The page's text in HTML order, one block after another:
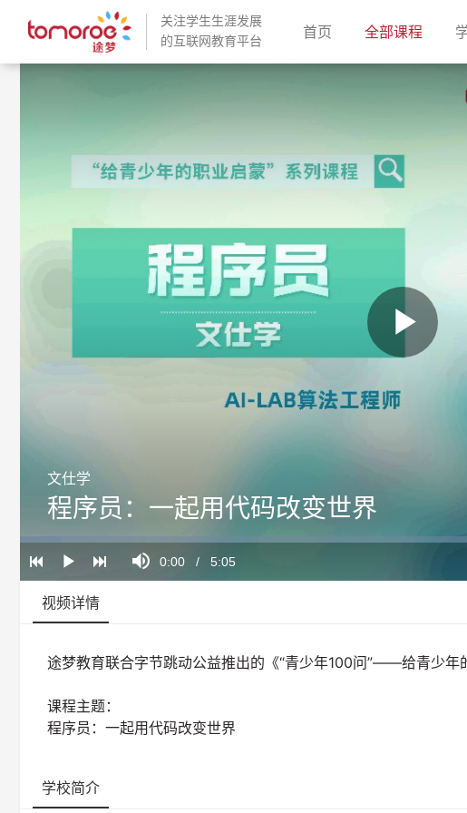
关注学生生涯发展
的互联网教育平台
首页(current)全部课程
Play
Current
0:00 / Duration
5:05
Loaded:
0%
Progress:
0%
文仕学
程序员：一起用代码改变世界
视频详情
途梦教育联合字节跳动公益推出的《“青少年100问”——给青少年
课程主题：
程序员：一起用代码改变世界
学校简介